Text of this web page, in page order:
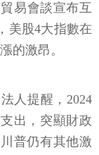
易會談宣布互
美股4大指數在
的激昂。
人提醒，2024
出，突顯財政
普仍有其他激